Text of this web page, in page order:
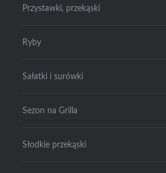
Przystawki, przekąski
Ryby
Sałatki i surówki
Sezon na Grilla
Słodkie przekąski